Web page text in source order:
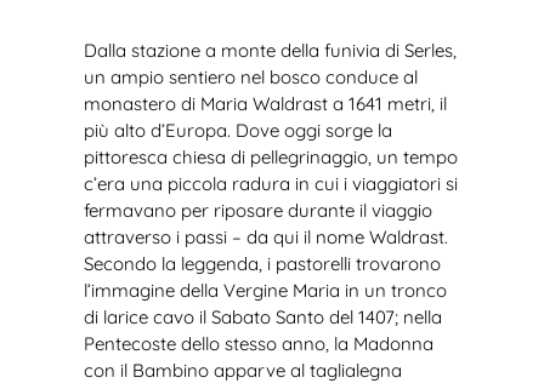
Dalla stazione a monte della funivia di Serles,
un ampio sentiero nel bosco conduce al
monastero di Maria Waldrast a 1641 metri, il
più alto d’Europa. Dove oggi sorge la
pittoresca chiesa di pellegrinaggio, un tempo
c’era una piccola radura in cui i viaggiatori si
fermavano per riposare durante il viaggio
attraverso i passi – da qui il nome Waldrast.
Secondo la leggenda, i pastorelli trovarono
l’immagine della Vergine Maria in un tronco
di larice cavo il Sabato Santo del 1407; nella
Pentecoste dello stesso anno, la Madonna
con il Bambino apparve al taglialegna